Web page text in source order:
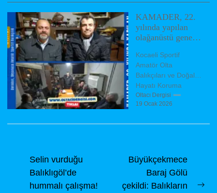
KAMADER, 22.
yılında yapılan
olağanüstü genel
yönetimini
belirledi
Kocaeli Sportif
Amatör Olta
Balıkçıları ve Doğal
Hayatı Koruma
Derneği (KAMADER),
olağanüstü genel
dernek binasında,
Oltacı Dergisi
19 Ocak 2026
Yazı
gezinmesi
Selin vurduğu
Balıklıgöl’de
hummalı çalışma!
Büyükçekmece
Baraj Gölü
çekildi: Balıkların